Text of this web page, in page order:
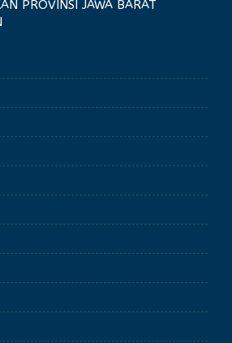
PROVINSI JAWA BARAT